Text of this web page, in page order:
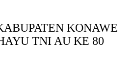
KONAWE
TNI AU KE 80